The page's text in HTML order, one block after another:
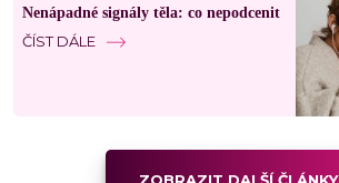
Nenápadné signály těla: co nepodcenit
ČÍST DÁLE